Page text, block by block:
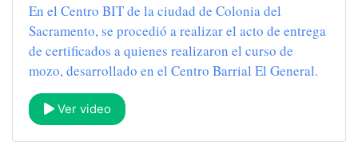
En el Centro BIT de la ciudad de Colonia del
Sacramento, se procedió a realizar el acto de entrega
de certificados a quienes realizaron el curso de
mozo, desarrollado en el Centro Barrial El General.
Ver video